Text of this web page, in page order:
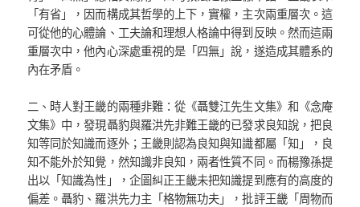
「有省」，因而構成其哲學的上下，實權，主次兩重層次。這
可從他的心體論、工夫論和理想人格論中得到反映。然而這兩
重層次中，他內心深處重視的是「四無」說，遂造成其體系的
內在矛盾。
二、時人對王畿的兩種非難：從《聶雙江先生文集》和《念庵
文集》中，發現聶豹與羅洪先非難王畿的已發求良知說，把良
知等同於知識而逐外；王畿則認為良知與知識都屬「知」，良
知不能外於知覺，然知識非良知，兩者性質不同。而楊豫孫提
出以「知識為性」，企圖糾正王畿未把知識提到應有的高度的
偏差。聶豹、羅洪先力主「格物無功夫」，批評王畿「周物而